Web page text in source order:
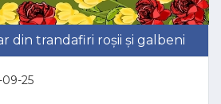
din trandafiri roșii și galbeni
09-25